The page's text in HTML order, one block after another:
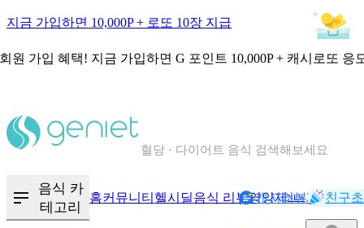
지금 가입하면 10,000P + 로또 10장 지급
원 가입 혜택! 지금 가입하면 G 포인트 10,000P + 캐시로또 응
혈당 · 다이어트 음식 검색해보세요
음식 카
테고리
홈커뮤니티 헬시딜음식 리뷰영양제NEW기록
캐시리뷰 친구